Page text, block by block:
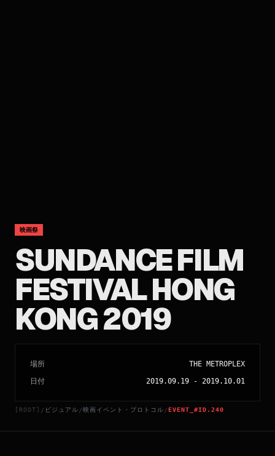
[ROOT] / ビジュアル/映画イベント・プロトコル/EVENT_#ID.240
映画祭
SUNDANCE FILM
FESTIVAL HONG
KONG 2019
場所
THE METROPLEX
日付
2019.09.19 - 2019.10.01